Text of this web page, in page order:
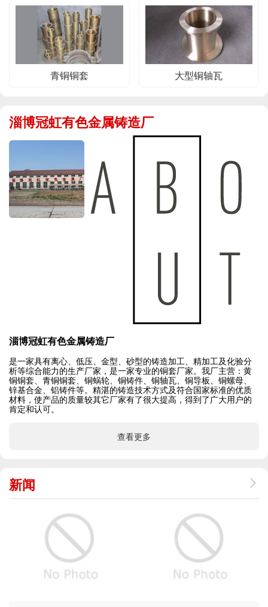
青铜铜套 大型铜轴瓦
淄博冠虹有色金属铸造厂
淄博冠虹有色金属铸造厂
是一家具有离心、低压、金型、砂型的铸造加工、精加工及化验分
析等综合能力的生产厂家，是一家专业的铜套厂家。我厂主营：黄
铜铜套、青铜铜套、铜蜗轮、铜铸件、铜轴瓦、铜导板、铜螺母、
锌基合金、铝铸件等。精湛的铸造技术方式及符合国家标准的优质
材料，使产品的质量较其它厂家有了很大提高，得到了广大用户的
肯定和认可。
查看更多
新闻